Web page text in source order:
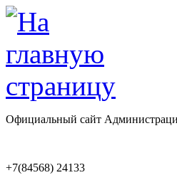
Официальный сайт
+7(84568) 24133